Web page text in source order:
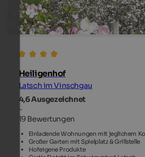
Heiligenhof
Latsch im Vinschgau
4,6Ausgezeichnet
-
19 Bewertungen
Einladende Wohnungen mit jeglichem
Großer Garten mit Spielplatz & Grillstelle
Hofeigene Produkte